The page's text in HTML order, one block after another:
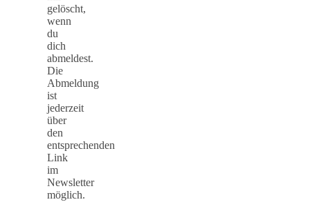
gelöscht,
wenn
du
dich
abmeldest.
Die
Abmeldung
ist
jederzeit
über
den
entsprechenden
Link
im
Newsletter
möglich.